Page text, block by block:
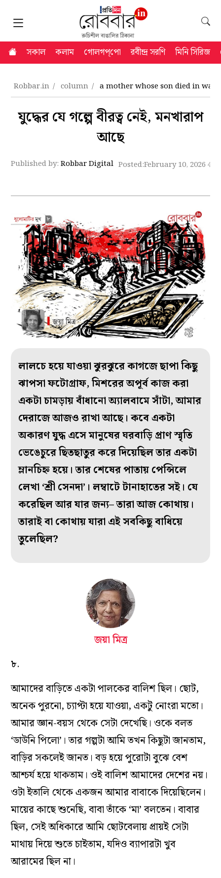
সকাল কলাম গোলগপ্‌পো রবীন্দ্র সরণি মিনি সিরিজ
Robbar.in column a mother whose son died in war
যুদ্ধের যে গল্পে বীরত্ব নেই, মনখারাপ
আছে
Published by:Robbar Digital Posted:February 10, 2026
লালচে হয়ে যাওয়া ঝুরঝুরে কাগজে ছাপা কিছু
ঝাপসা ফটোগ্রাফ, মিশরের অপূর্ব কাজ করা
একটা চামড়ায় বাঁধানো অ্যালবামে সাঁটা, আমার
দেরাজে আজও রাখা আছে। কবে একটা
অকারণ যুদ্ধ এসে মানুষের ঘরবাড়ি প্রাণ স্মৃতি
ভেঙেচুরে ছিতছাতুর করে দিয়েছিল তার একটা
ম্লানচিহ্ন হয়ে। তার শেষের পাতায় পেন্সিলে
লেখা ‘শ্রী সেনদা’। লম্বাটে টানাহাতের সই। যে
করেছিল আর যার জন্য– তারা আজ কোথায়।
তারাই বা কোথায় যারা এই সবকিছু বাধিয়ে
তুলেছিল?
জয়া মিত্র
৮.
আমাদের বাড়িতে একটা পালকের বালিশ ছিল। ছোট,
অনেক পুরনো, চ্যাপ্টা হয়ে যাওয়া, একটু নোংরা মতো।
আমার জ্ঞান-বয়স থেকে সেটা দেখেছি। ওকে বলত
‘ডাউনি পিলো’। তার গল্পটা আমি তখন কিছুটা জানতাম,
বাড়ির সকলেই জানত। বড় হয়ে পুরোটা বুঝে বেশ
আশ্চর্য হয়ে থাকতাম। ওই বালিশ আমাদের দেশের নয়।
ওটা ইতালি থেকে একজন আমার বাবাকে দিয়েছিলেন।
মায়ের কাছে শুনেছি, বাবা তাঁকে ‘মা’ বলতেন। বাবার
ছিল, সেই অধিকারে আমি ছোটবেলায় প্রায়ই সেটা
মাথায় দিয়ে শুতে চাইতাম, যদিও ব্যাপারটা খুব
আরামের ছিল না।